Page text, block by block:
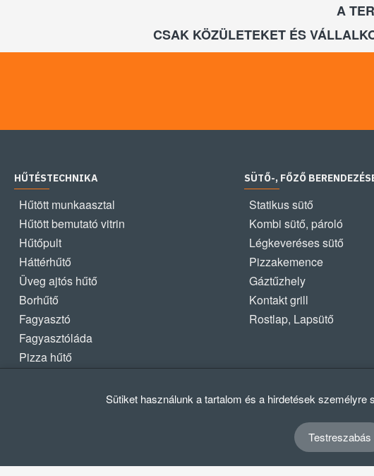
A
CSAK KÖZÜLETEKET ÉS
HŰTÉSTECHNIKA
Hűtött munkaasztal
Hűtött bemutató vitrin
Hűtőpult
Háttérhűtő
Üveg ajtós hűtő
Borhűtő
Fagyasztó
Fagyasztóláda
Pizza hűtő
SÜTŐ-, FŐZŐ
Statikus sütő
Kombi sütő, pároló
Légkeveréses sütő
Pizzakemence
Gáztűzhely
Kontakt grill
Rostlap, Lapsütő
Sütiket használunk a tartalom és a hirdetések
Testreszabás